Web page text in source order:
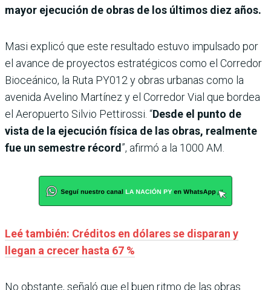
mayor ejecución de obras de los últimos diez años.
Masi explicó que este resultado estuvo impulsado por
el avance de proyectos estratégicos como el Corredor
Bioceánico, la Ruta PY012 y obras urbanas como la
avenida Avelino Martínez y el Corredor Vial que bordea
el Aeropuerto Silvio Pettirossi. “Desde el punto de
vista de la ejecución física de las obras, realmente
fue un semestre récord”, afirmó a la 1000 AM.
Leé también: Créditos en dólares se disparan y
llegan a crecer hasta 67 %
No obstante, señaló que el buen ritmo de las obras